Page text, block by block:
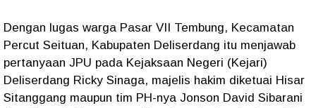
Dengan lugas warga Pasar VII Tembung, Kecamatan
Percut Seituan, Kabupaten Deliserdang itu menjawab
pertanyaan JPU pada Kejaksaan Negeri (Kejari)
Deliserdang Ricky Sinaga, majelis hakim diketuai Hisar
Sitanggang maupun tim PH-nya Jonson David Sibarani